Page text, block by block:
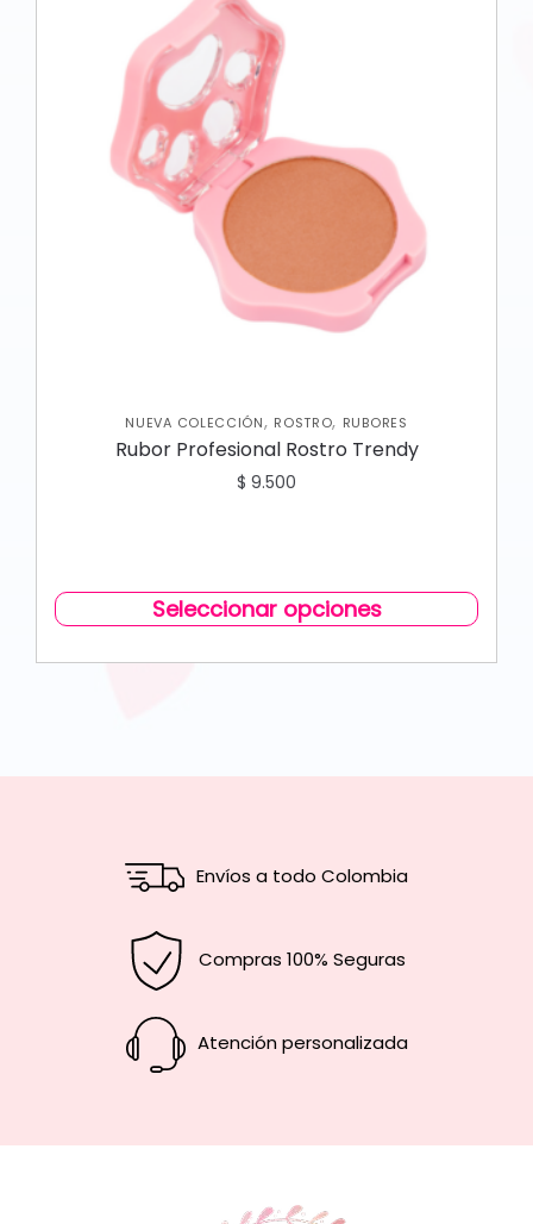
NUEVA COLECCIÓN, ROSTRO, RUBORES
Rubor Profesional Rostro Trendy
$ 9.500
Seleccionar opciones
Envíos a todo Colombia
Compras 100% Seguras
Atención personalizada